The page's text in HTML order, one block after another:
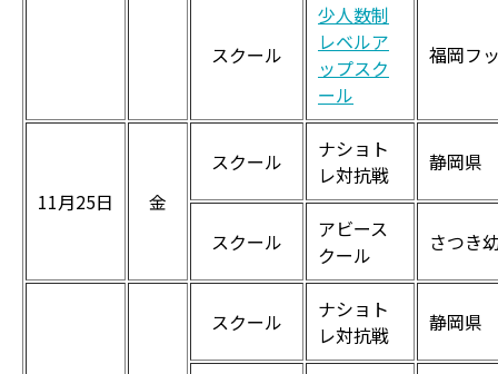
スクール
少人数制
レベルア
ップスク
ール
福岡フ
11月25日 金
スクール
ナショト
レ対抗戦
静岡県
スクール
アビース
クール
さつき
スクール
ナショト
レ対抗戦
静岡県